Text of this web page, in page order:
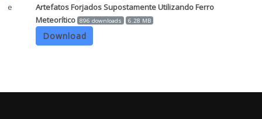
Artefatos Forjados Supostamente Utilizando Ferro
Meteorítico 896 downloads 6.28 MB
Download